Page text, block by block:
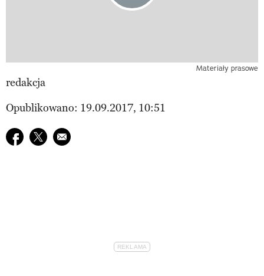
Materiały prasowe
redakcja
Opublikowano: 19.09.2017, 10:51
Udostępnij na facebook
Udostępnij na twitter
E-mail do przyjaciela